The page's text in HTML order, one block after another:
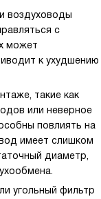
воздуховоды
с
может
к ухудшению
такие как
или неверное
повлиять на
имеет слишком
диаметр,
угольный фильтр